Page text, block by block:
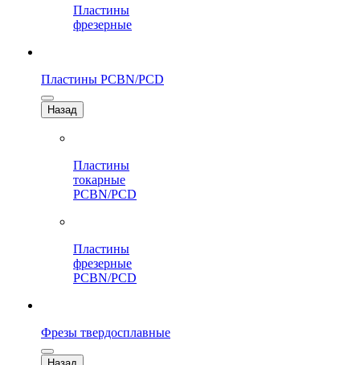
Пластины
фрезерные
Пластины PCBN/PCD
Назад
Пластины
токарные
PCBN/PCD
Пластины
фрезерные
PCBN/PCD
Фрезы твердосплавные